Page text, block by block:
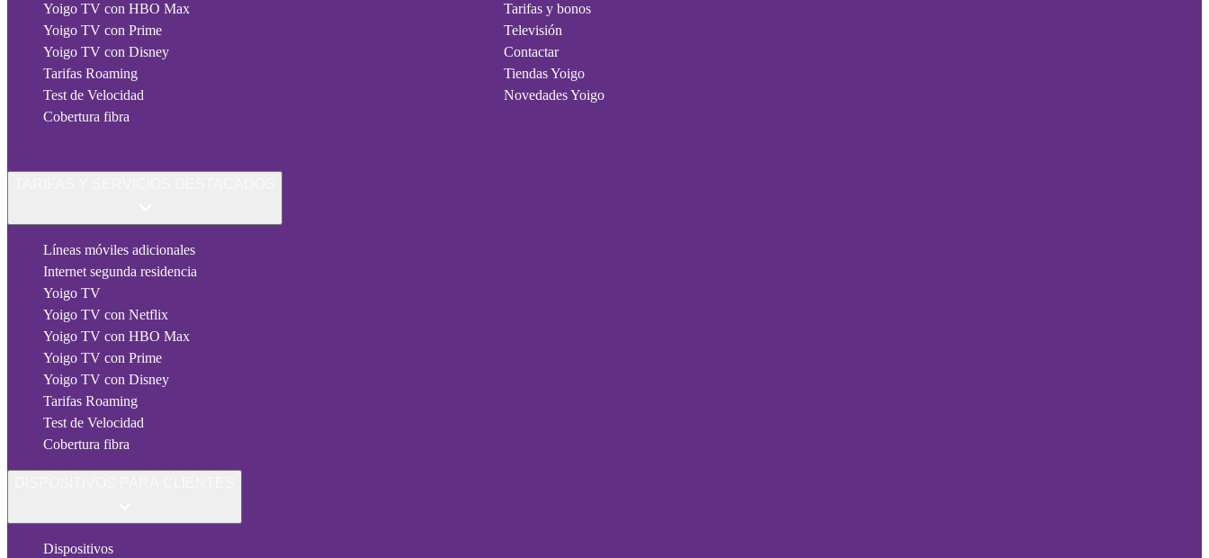
Yoigo TV con HBO Max
Yoigo TV con Prime
Yoigo TV con Disney
Tarifas Roaming
Test de Velocidad
Cobertura fibra
Tarifas y bonos
Televisión
Contactar
Tiendas Yoigo
Novedades Yoigo
Líneas móviles adicionales
Internet segunda residencia
Yoigo TV
Yoigo TV con Netflix
Yoigo TV con HBO Max
Yoigo TV con Prime
Yoigo TV con Disney
Tarifas Roaming
Test de Velocidad
Cobertura fibra
Dispositivos